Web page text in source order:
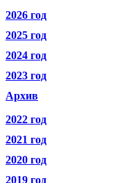
2026 год
2025 год
2024 год
2023 год
Архив
2022 год
2021 год
2020 год
2019 год